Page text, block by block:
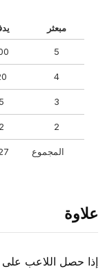
مبعثر
100
20
المجموع 127
علاوة
إذا حصل اللاعب على